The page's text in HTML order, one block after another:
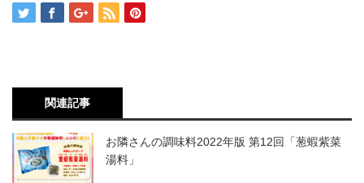
関連記事
お隣さんの調味料2022年版 第12回「葱蝦紫菜
湯料」